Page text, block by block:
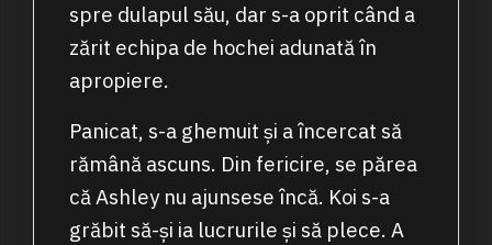
spre dulapul său, dar s-a oprit când a
zărit echipa de hochei adunată în
apropiere.
Panicat, s-a ghemuit și a încercat să
rămână ascuns. Din fericire, se părea
că Ashley nu ajunsese încă. Koi s-a
grăbit să-și ia lucrurile și să plece. A